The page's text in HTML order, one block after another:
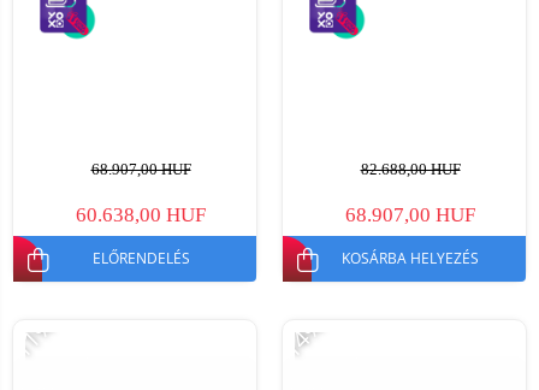
68.907,00 HUF
60.638,00 HUF
ELŐRENDELÉS
82.688,00 HUF
68.907,00 HUF
KOSÁRBA HELYEZÉS
-11% -14%